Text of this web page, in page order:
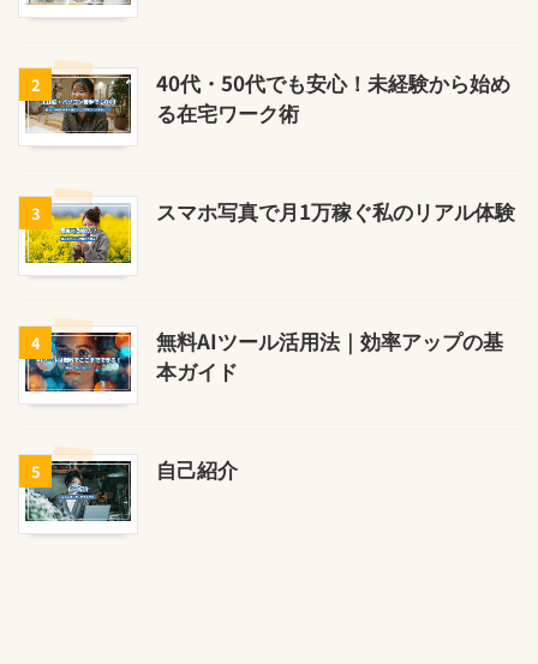
2
40代・50代でも安心！未経験から始め
る在宅ワーク術
3 スマホ写真で月1万稼ぐ私のリアル体験
4
無料AIツール活用法｜効率アップの基
本ガイド
5 自己紹介